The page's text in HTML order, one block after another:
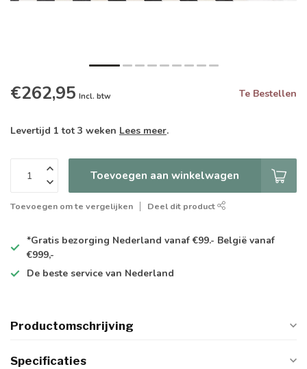
€262,95 Incl. btw Te Bestellen
Levertijd 1 tot 3 weken Lees meer.
Toevoegen aan winkelwagen
Toevoegen om te vergelijken Deel dit product
*Gratis bezorging Nederland vanaf €99.- België vanaf
€999,-
De beste service van Nederland
Productomschrijving
Specificaties